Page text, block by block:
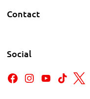
Contact
Social